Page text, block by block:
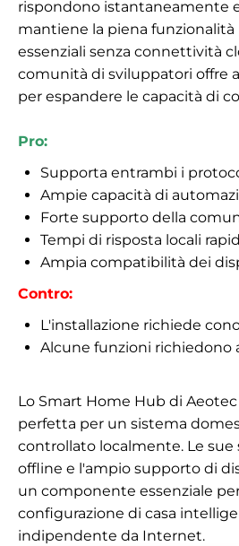
rispondono istantaneamente
mantiene la piena funzionalità
essenziali senza connettività
comunità di sviluppatori offre
per espandere le capacità di
Pro:
Supporta entrambi i
Ampie capacità di
Forte supporto della
Tempi di risposta locali
Ampia compatibilità dei
Contro:
L'installazione richiede
Alcune funzioni richiedono
Lo Smart Home Hub di
perfetta per un sistema
controllato localmente. Le sue
offline e l'ampio supporto di
un componente essenziale
configurazione di casa
indipendente da Internet.